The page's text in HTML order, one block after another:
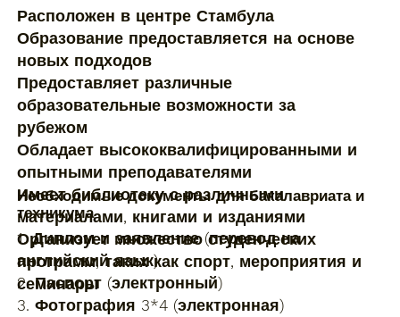
Расположен в центре Стамбула
Образование предоставляется на основе
новых подходов
Предоставляет различные
образовательные возможности за
рубежом
Обладает высококвалифицированными и
опытными преподавателями
Имеет библиотеку с различными
материалами, книгами и изданиями
Организует множество студенческих
программ, таких как спорт, мероприятия и
семинары
Необходимые документы для бакалавриата и
техникума
1. Диплом и заявление (перевод на
английский язык)
2. Паспорт (электронный)
3. Фотография 3*4 (электронная)